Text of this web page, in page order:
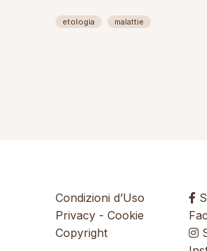
etologia malattie
Condizioni d’Uso
Privacy - Cookie
Copyright